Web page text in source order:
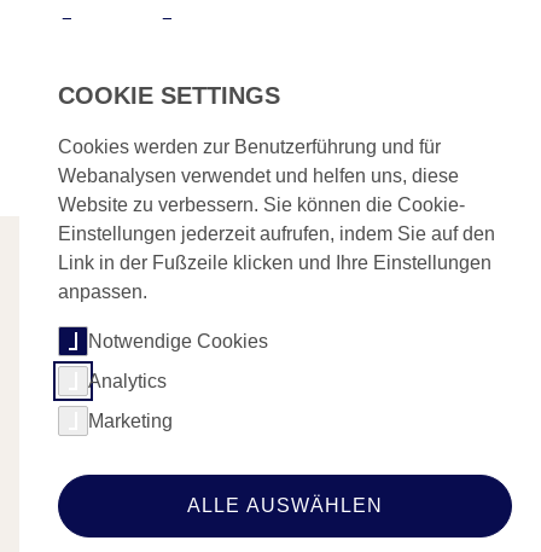
Skip to main navigation
Skip to main content
Skip to page footer
Case Studies
Wir arbeiten mit Marken zusammen, um
ihre Sichtbarkeit zu erhöhen, Vertrauen
aufzubauen und das Engagement zu
arbeitet als Erweiterung Ihres Teams und
entwickelt integrierte
COOKIE SETTINGS
Cookies werden zur Benutzerführung und für
Webanalysen verwendet und helfen uns, diese
Website zu verbessern. Sie können die Cookie-
Einstellungen jederzeit aufrufen, indem Sie auf den
Link in der Fußzeile klicken und Ihre Einstellungen
anpassen.
Notwendige Cookies
Analytics
Marketing
ALLE AUSWÄHLEN